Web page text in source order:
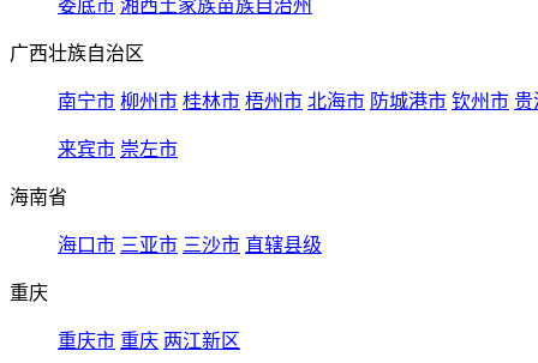
娄底市 湘西土家族苗族自治州
广西壮族自治区
南宁市 柳州市 桂林市 梧州市 北海市 防城港市 钦州市 贵
来宾市 崇左市
海南省
海口市 三亚市 三沙市 直辖县级
重庆
重庆市 重庆 两江新区